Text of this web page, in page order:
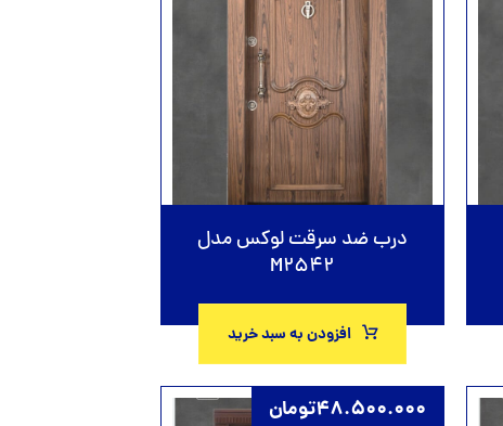
درب ضد سرقت لوکس مدل
M2542
افزودن به سبد خرید
48.500.000تومان